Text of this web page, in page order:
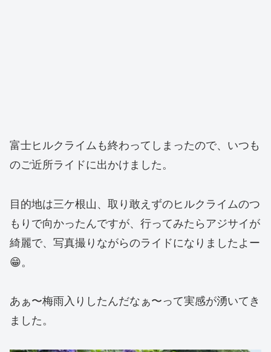
富士ヒルクライムも終わってしまったので、いつも
のご近所ライドに出かけました。
目的地は三ケ根山、取り敢えずのヒルクライムのつ
もりで向かったんですが、行ってみたらアジサイが
綺麗で、写真撮りながらのライドになりましたよー
😁。
あぁ〜梅雨入りしたんだなぁ〜って実感が湧いてき
ました。